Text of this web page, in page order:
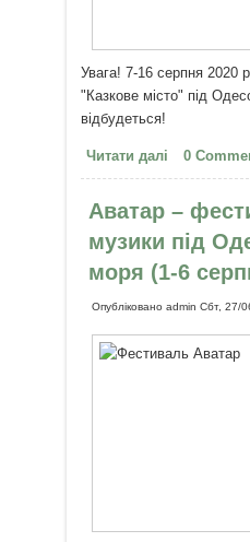
Увага! 7-16 серпня 2020
"Казкове місто" під
відбудеться!
Читати далі про
під
серпня!
0
Aватар –
музики під
моря (1-6
Опублікованоadmin Сбт, 27/